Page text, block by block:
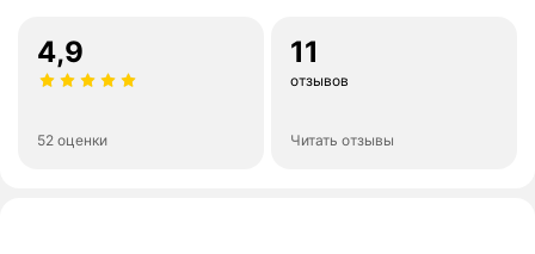
4,9
52 оценки
11
отзывов
Читать отзывы